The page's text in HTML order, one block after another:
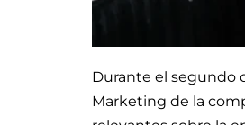
Durante el segundo
Marketing de la